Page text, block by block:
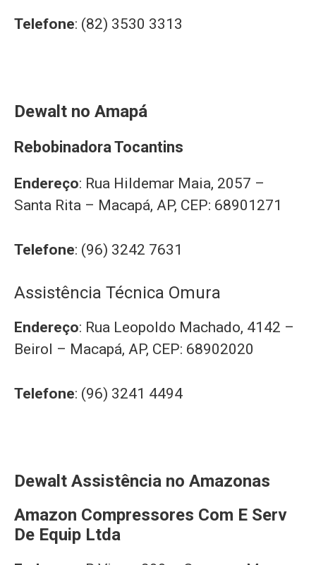
Telefone: (82) 3530 3313
Dewalt no Amapá
Rebobinadora Tocantins
Endereço: Rua Hildemar Maia, 2057 –
Santa Rita – Macapá, AP, CEP: 68901271
Telefone: (96) 3242 7631
Assistência Técnica Omura
Endereço: Rua Leopoldo Machado, 4142 –
Beirol – Macapá, AP, CEP: 68902020
Telefone: (96) 3241 4494
Dewalt Assistência no Amazonas
Amazon Compressores Com E Serv
De Equip Ltda